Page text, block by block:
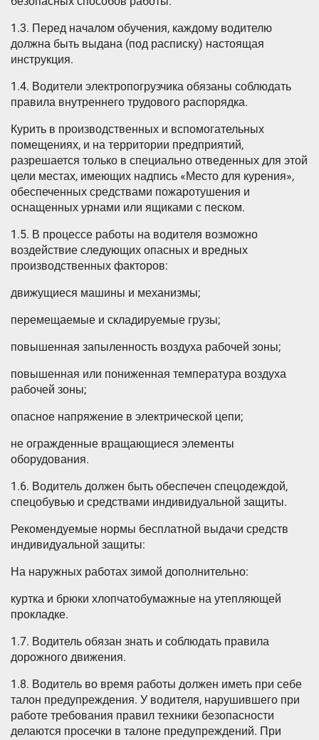
1.3. Перед началом обучения, каждому водителю
должна быть выдана (под расписку) настоящая
инструкция.
1.4. Водители электропогрузчика обязаны соблюдать
правила внутреннего трудового распорядка.
Курить в производственных и вспомогательных
помещениях, и на территории предприятий,
разрешается только в специально отведенных для этой
цели местах, имеющих надпись «Место для курения»,
обеспеченных средствами пожаротушения и
оснащенных урнами или ящиками с песком.
1.5. В процессе работы на водителя возможно
воздействие следующих опасных и вредных
производственных факторов:
движущиеся машины и механизмы;
перемещаемые и складируемые грузы;
повышенная запыленность воздуха рабочей зоны;
повышенная или пониженная температура воздуха
рабочей зоны;
опасное напряжение в электрической цепи;
не огражденные вращающиеся элементы
оборудования.
1.6. Водитель должен быть обеспечен спецодеждой,
спецобувью и средствами индивидуальной защиты.
Рекомендуемые нормы бесплатной выдачи средств
индивидуальной защиты:
На наружных работах зимой дополнительно:
куртка и брюки хлопчатобумажные на утепляющей
прокладке.
1.7. Водитель обязан знать и соблюдать правила
дорожного движения.
1.8. Водитель во время работы должен иметь при себе
талон предупреждения. У водителя, нарушившего при
работе требования правил техники безопасности
делаются просечки в талоне предупреждений. При